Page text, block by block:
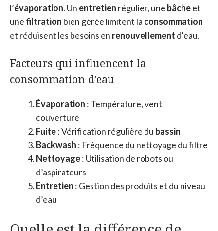
l’évaporation. Un entretien régulier, une bâcheet
unefiltration bien gérée limitent la consommation
et réduisent les besoins en renouvellement d’eau.
Facteurs qui influencent la
consommation d’eau
Évaporation : Température, vent,
couverture
Fuite: Vérification régulière du bassin
Backwash : Fréquence du nettoyage du filtre
Nettoyage: Utilisation de robots ou
d’aspirateurs
Entretien : Gestion des produits et du niveau
d’eau